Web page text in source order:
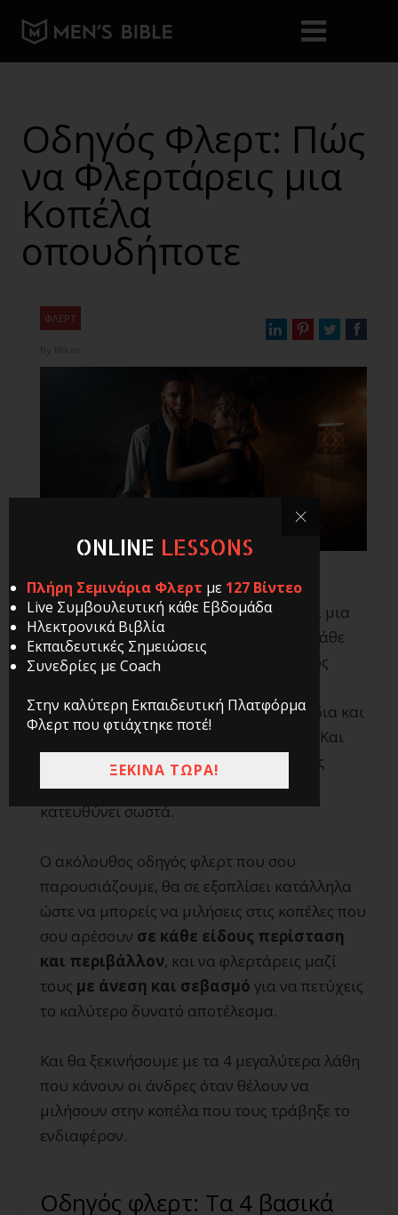
Οδηγός Φλερτ: Πώς
να Φλερτάρεις μια
Κοπέλα
οπουδήποτε
ΦΛΕΡΤ
Το φλερτ, όπως και η επικοινωνία, είναι μια
μορφή τέχνης. Και όπως συμβαίνει σε κάθε
τέχνη, έτσι και σ’ αυτό, πίσω από το χάος
συμπυκνώνονται σε συγκεκριμένα στάδια και
βήματα που μπορείς να ακολουθήσεις. Και
για αυτό καλό είναι να υπάρχει κάποιος
οδηγός φλερτ που να μπορεί να σε
κατευθύνει σωστά.
Ο ακόλουθος οδηγός φλερτ που σου
παρουσιάζουμε, θα σε εξοπλίσει κατάλληλα
ώστε να μπορείς να μιλήσεις στις κοπέλες που
σου αρέσουν σε κάθε είδους περίσταση
και περιβάλλον, και να φλερτάρεις μαζί
τους με άνεση και σεβασμό για να πετύχεις
το καλύτερο δυνατό αποτέλεσμα.
Και θα ξεκινήσουμε με τα 4 μεγαλύτερα λάθη
που κάνουν οι άνδρες όταν θέλουν να
μιλήσουν στην κοπέλα που τους τράβηξε το
ενδιαφέρον.
Οδηγός φλερτ: Τα 4 βασικά
ONLINE LESSONS
Πλήρη Σεμινάρια Φλερτ με 127 Βίντεο
Live Συμβουλευτική κάθε Εβδομάδα
Ηλεκτρονικά Βιβλία
Εκπαιδευτικές Σημειώσεις
Συνεδρίες με Coach
Στην καλύτερη Εκπαιδευτική Πλατφόρμα
Φλερτ που φτιάχτηκε ποτέ!
ΞΕΚΙΝΑ ΤΩΡΑ!